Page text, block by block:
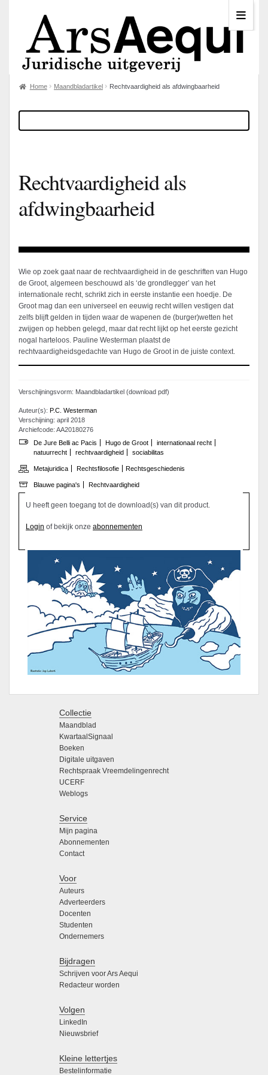
Home Maandbladartikel Rechtvaardigheid als afdwingbaarheid
Rechtvaardigheid als
afdwingbaarheid
Wie op zoek gaat naar de rechtvaardigheid in de geschriften van Hugo
de Groot, algemeen beschouwd als ‘de grondlegger’ van het
internationale recht, schrikt zich in eerste instantie een hoedje. De
Groot mag dan een universeel en eeuwig recht willen vestigen dat
zelfs blijft gelden in tijden waar de wapenen de (burger)wetten het
zwijgen op hebben gelegd, maar dat recht lijkt op het eerste gezicht
nogal harteloos. Pauline Westerman plaatst de
rechtvaardigheidsgedachte van Hugo de Groot in de juiste context.
Verschijningsvorm: Maandbladartikel (download pdf)
Auteur(s): P.C. Westerman
Verschijning: april 2018
Archiefcode: AA20180276
De Jure Belli ac Pacis
Hugo de Groot
internationaal recht
natuurrecht
rechtvaardigheid sociabilitas
Metajuridica Rechtsfilosofie Rechtsgeschiedenis
Blauwe pagina's Rechtvaardigheid
U heeft geen toegang tot de download(s) van dit product.
Login of bekijk onze abonnementen
Collectie
Maandblad
KwartaalSignaal
Boeken
Digitale uitgaven
Rechtspraak Vreemdelingenrecht
UCERF
Weblogs
Service
Mijn pagina
Abonnementen
Contact
Voor
Auteurs
Adverteerders
Docenten
Studenten
Ondernemers
Bijdragen
Schrijven voor Ars Aequi
Redacteur worden
Volgen
LinkedIn
Nieuwsbrief
Kleine lettertjes
Bestelinformatie